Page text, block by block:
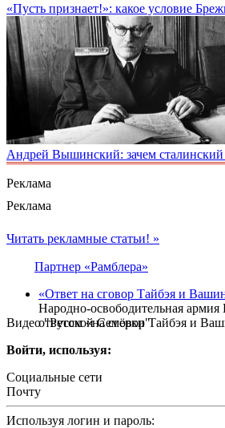
«Пусть признает!»: какое условие
Андрей Вышинский: зачем сталинский
Реклама
Реклама
Видео "Русской Семёрки"
Читать рекламные статьи! »
Партнер «Рамблера»
«Ответ на сговор Тайбэя и
Народно-освободительная
ответом «на сговор Тайбэя и
Войти, используя:
Социальные сети
Почту
Используя логин и пароль: